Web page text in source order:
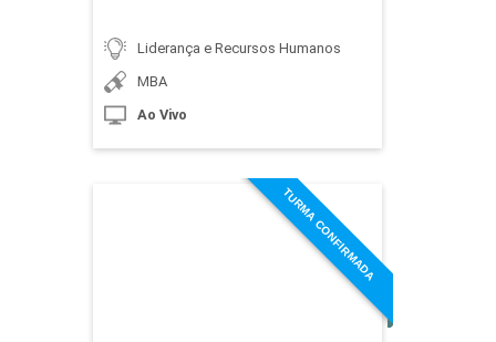
Liderança e Recursos Humanos
MBA
Ao Vivo
TURMA CONFIRMADA
MBA em Recrutamento,
Seleção e Desenvolvimento
de Pessoas